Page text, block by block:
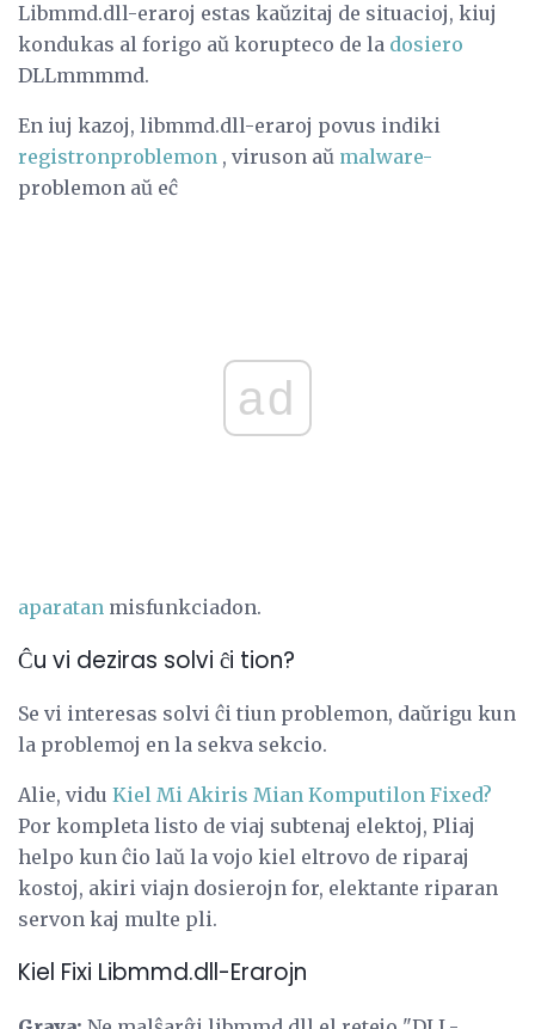
Libmmd.dll-eraroj estas kaŭzitaj de situacioj, kiuj
kondukas al forigo aŭ korupteco de la dosiero
DLLmmmmd.
En iuj kazoj, libmmd.dll-eraroj povus indiki
registronproblemon , viruson aŭ malware-
problemon aŭ eĉ
ad
aparatan misfunkciadon.
Ĉu vi deziras solvi ĉi tion?
Se vi interesas solvi ĉi tiun problemon, daŭrigu kun
la problemoj en la sekva sekcio.
Alie, vidu Kiel Mi Akiris Mian Komputilon Fixed?
Por kompleta listo de viaj subtenaj elektoj, Pliaj
helpo kun ĉio laŭ la vojo kiel eltrovo de riparaj
kostoj, akiri viajn dosierojn for, elektante riparan
servon kaj multe pli.
Kiel Fixi Libmmd.dll-Erarojn